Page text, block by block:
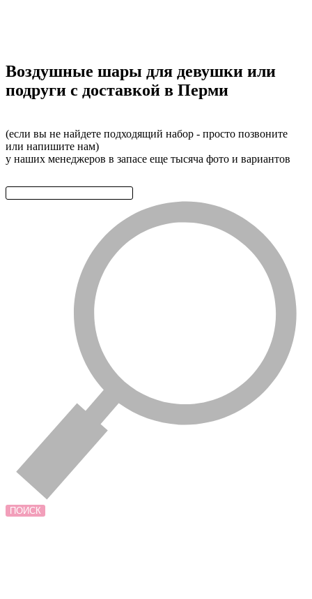
Воздушные шары для девушки или
подруги с доставкой в Перми
(если вы не найдете подходящий набор - просто позвоните
или напишите нам)
у наших менеджеров в запасе еще тысяча фото и вариантов
ПОИСК